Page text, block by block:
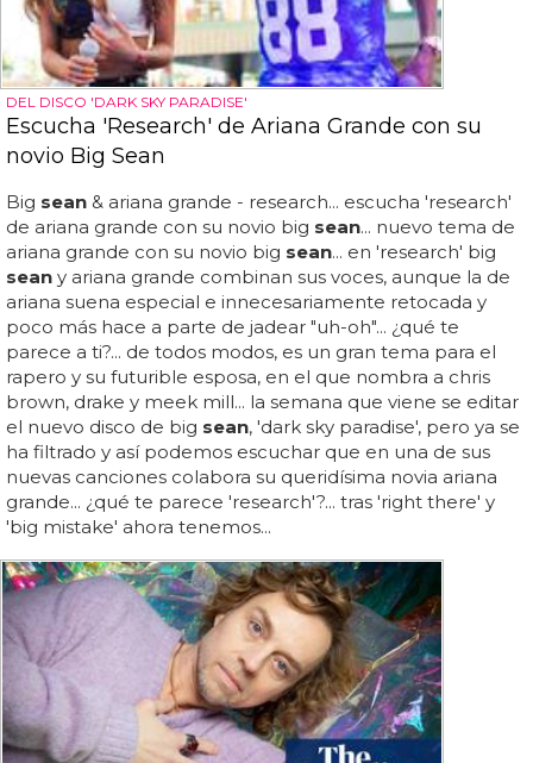
DEL DISCO 'DARK SKY PARADISE'
Escucha 'Research' de Ariana Grande con su
novio Big Sean
Big sean & ariana grande - research... escucha 'research'
de ariana grande con su novio big sean... nuevo tema de
ariana grande con su novio big sean... en 'research' big
sean y ariana grande combinan sus voces, aunque la de
ariana suena especial e innecesariamente retocada y
poco más hace a parte de jadear "uh-oh"... ¿qué te
parece a ti?... de todos modos, es un gran tema para el
rapero y su futurible esposa, en el que nombra a chris
brown, drake y meek mill... la semana que viene se editar
el nuevo disco de big sean, 'dark sky paradise', pero ya se
ha filtrado y así podemos escuchar que en una de sus
nuevas canciones colabora su queridísima novia ariana
grande... ¿qué te parece 'research'?... tras 'right there' y
'big mistake' ahora tenemos...